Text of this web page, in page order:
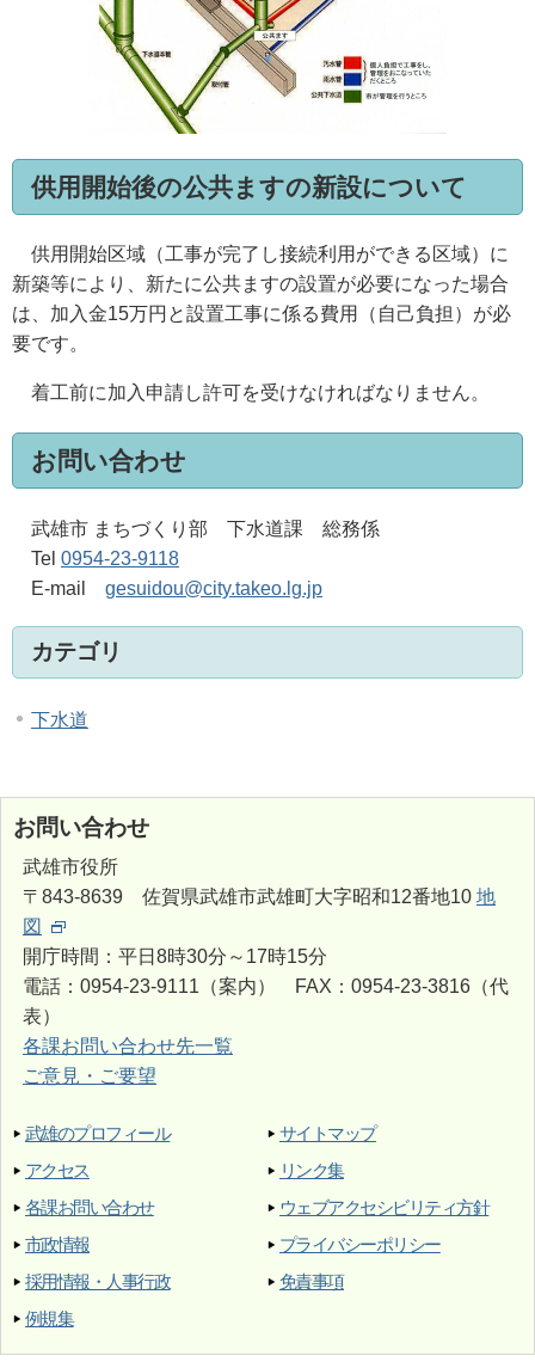
供用開始後の公共ますの新設について
供用開始区域（工事が完了し接続利用ができる区域）に
新築等により、新たに公共ますの設置が必要になった場合
は、加入金15万円と設置工事に係る費用（自己負担）が必
要です。
着工前に加入申請し許可を受けなければなりません。
お問い合わせ
武雄市 まちづくり部 下水道課 総務係
Tel 0954-23-9118
E-mail gesuidou@city.takeo.lg.jp
カテゴリ
下水道
お問い合わせ
武雄市役所
〒843-8639 佐賀県武雄市武雄町大字昭和12番地10 地
図
開庁時間：平日8時30分～17時15分
電話：0954-23-9111（案内） FAX：0954-23-3816（代
表）
各課お問い合わせ先一覧
ご意見・ご要望
武雄のプロフィール
アクセス
各課お問い合わせ
市政情報
採用情報・人事行政
例規集
サイトマップ
リンク集
ウェブアクセシビリティ方針
プライバシーポリシー
免責事項